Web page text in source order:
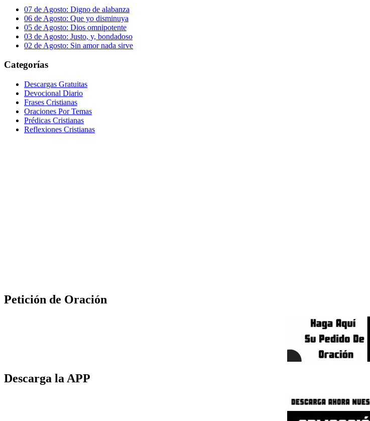
07 de Agosto: Digno de alabanza
06 de Agosto: Que yo disminuya
05 de Agosto: Dios omnipotente
03 de Agosto: Justo, y, bondadoso
02 de Agosto: Sin amor nada sirve
Categorías
Descargas Gratuitas
Devocional Diario
Frases Cristianas
Oraciones Por Temas
Prédicas Cristianas
Reflexiones Cristianas
Petición de Oración
Descarga la APP